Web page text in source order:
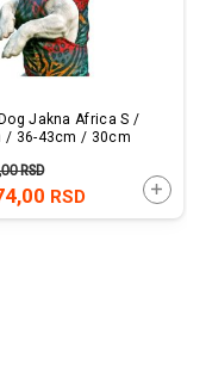
Jakna Africa S /
/ 36-43cm / 30cm
RSD
RSD